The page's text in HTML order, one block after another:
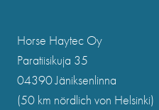
Horse Haytec Oy
Paratiisikuja 35
04390 Jäniksenlinna
(50 km nördlich von Helsinki)